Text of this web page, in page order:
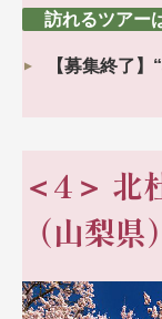
訪れるツアー
【募集終了
＜4＞ 北
（山梨県）